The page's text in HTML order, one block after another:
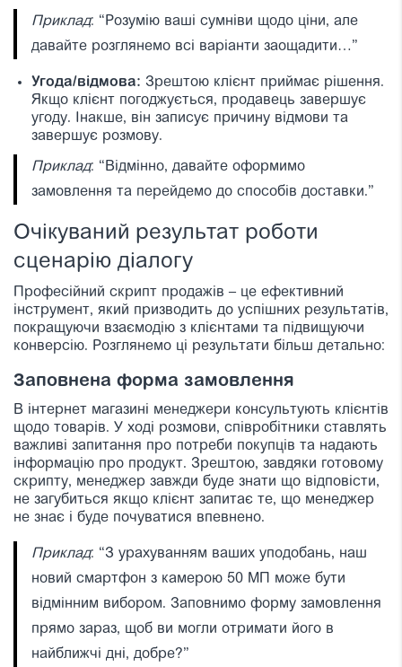
Приклад: “Розумію ваші сумніви щодо ціни, але
давайте розглянемо всі варіанти заощадити…”
Угода/відмова: Зрештою клієнт приймає рішення.
Якщо клієнт погоджується, продавець завершує
угоду. Інакше, він записує причину відмови та
завершує розмову.
Приклад: “Відмінно, давайте оформимо
замовлення та перейдемо до способів доставки.”
Очікуваний результат роботи
сценарію діалогу
Професійний скрипт продажів – це ефективний
інструмент, який призводить до успішних результатів,
покращуючи взаємодію з клієнтами та підвищуючи
конверсію. Розглянемо ці результати більш детально:
Заповнена форма замовлення
В інтернет магазині менеджери консультують клієнтів
щодо товарів. У ході розмови, співробітники ставлять
важливі запитання про потреби покупців та надають
інформацію про продукт. Зрештою, завдяки готовому
скрипту, менеджер завжди буде знати що відповісти,
не загубиться якщо клієнт запитає те, що менеджер
не знає і буде почуватися впевнено.
Приклад: “З урахуванням ваших уподобань, наш
новий смартфон з камерою 50 МП може бути
відмінним вибором. Заповнимо форму замовлення
прямо зараз, щоб ви могли отримати його в
найближчі дні, добре?”